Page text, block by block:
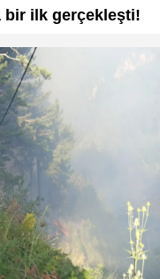
bir ilk gerçekleşti!